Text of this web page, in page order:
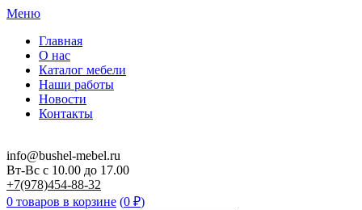
Меню
Главная
О нас
Каталог мебели
Наши работы
Новости
Контакты
info@bushel-mebel.ru
Вт-Вс c 10.00 до 17.00
+7(978)454-88-32
0 товаров в корзине (0 ₽)